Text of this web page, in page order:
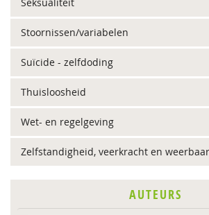
Stoornissen/variabelen
Suïcide - zelfdoding
Thuisloosheid
Wet- en regelgeving
Zelfstandigheid, veerkracht en
AUTEURS